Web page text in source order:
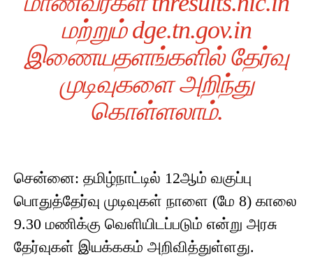
மற்றும் dge.tn.gov.in
இணையதளங்களில் தேர்வு
முடிவுகளை அறிந்து
கொள்ளலாம்.
சென்னை: தமிழ்நாட்டில் 12ஆம் வகுப்பு
பொதுத்தேர்வு முடிவுகள் நாளை (மே 8) காலை
9.30 மணிக்கு வெளியிடப்படும் என்று அரசு
தேர்வுகள் இயக்ககம் அறிவித்துள்ளது.